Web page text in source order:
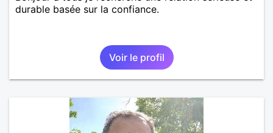
durable basée sur la confiance.
Voir le profil